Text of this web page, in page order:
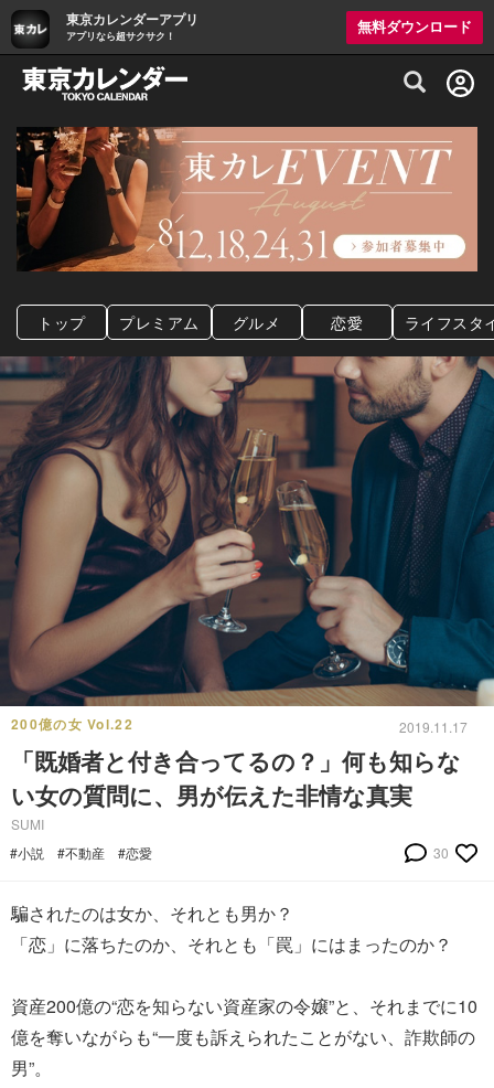
東京カレンダーアプリ
アプリなら超サクサク！
無料ダウンロード
グルメ情報・プレミアムレストラン予約
トップ プレミアム グルメ 恋愛 ライフスタ
200億の女 Vol.22 2019.11.17
「既婚者と付き合ってるの？」何も知らな
い女の質問に、男が伝えた非情な真実
SUMI
#小説
#不動産 #恋愛 30
騙されたのは女か、それとも男か？
「恋」に落ちたのか、それとも「罠」にはまったのか？
資産200億の“恋を知らない資産家の令嬢”と、それまでに10
億を奪いながらも“一度も訴えられたことがない、詐欺師の
男”。